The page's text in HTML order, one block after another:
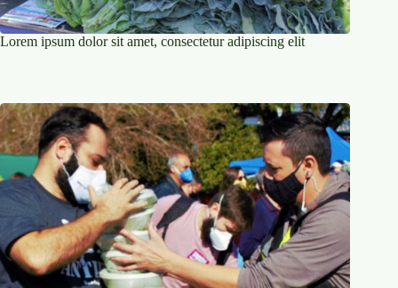
Lorem ipsum dolor sit amet, consectetur adipiscing elit